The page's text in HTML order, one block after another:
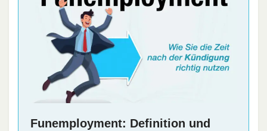
Funemployment: Definition und